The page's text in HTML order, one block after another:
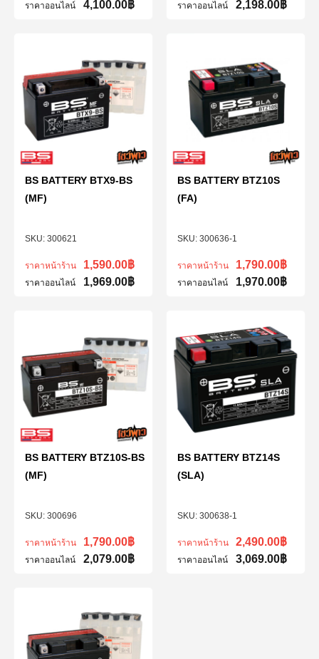
ราคาออนไลน์ 4,100.00฿ ราคาออนไลน์ 2,198.00฿
300621
BS BATTERY BTX9-BS
(MF)
ราคาหน้าร้าน 1,590.00฿
ราคาออนไลน์ 1,969.00฿
300636-1
BS BATTERY BTZ10S
(FA)
ราคาหน้าร้าน 1,790.00฿
ราคาออนไลน์ 1,970.00฿
300696
BS BATTERY BTZ10S-BS
(MF)
ราคาหน้าร้าน 1,790.00฿
ราคาออนไลน์ 2,079.00฿
300638-1
BS BATTERY BTZ14S
(SLA)
ราคาหน้าร้าน 2,490.00฿
ราคาออนไลน์ 3,069.00฿